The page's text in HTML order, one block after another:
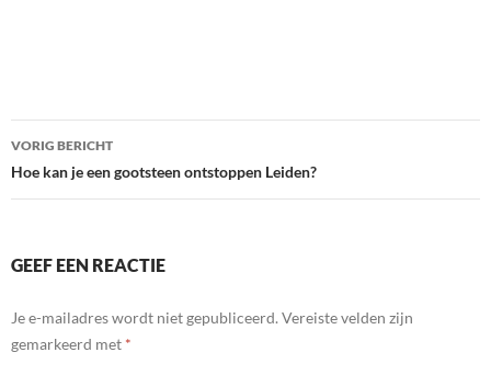
Bericht
navigatie
VORIG BERICHT
Hoe kan je een gootsteen ontstoppen Leiden?
GEEF EEN REACTIE
Je e-mailadres wordt niet gepubliceerd. Vereiste velden zijn
gemarkeerd met *